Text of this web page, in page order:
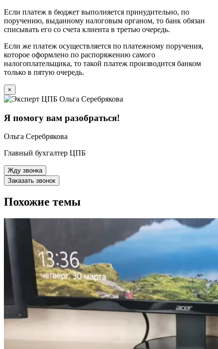
Если платеж в бюджет выполняется принудительно, по
поручению, выданному налоговым органом, то банк обязан
списывать его со счета клиента в третью очередь.
Если же платеж осуществляется по платежному поручения,
которое оформлено по распоряжению самого
налогоплательщика, то такой платеж производится банком
только в пятую очередь.
×
Я помогу вам разобраться!
Ольга Серебрякова
Главный бухгалтер ЦПБ
Жду звонка
Заказать звонок
Похожие темы